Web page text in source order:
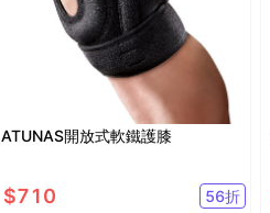
ATUNAS開放式軟鐵護膝
$710 56折